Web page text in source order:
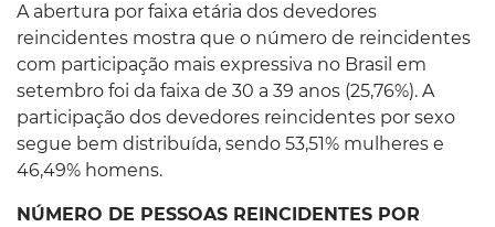
A abertura por faixa etária dos devedores
reincidentes mostra que o número de reincidentes
com participação mais expressiva no Brasil em
setembro foi da faixa de 30 a 39 anos (25,76%). A
participação dos devedores reincidentes por sexo
segue bem distribuída, sendo 53,51% mulheres e
46,49% homens.
NÚMERO DE PESSOAS REINCIDENTES POR